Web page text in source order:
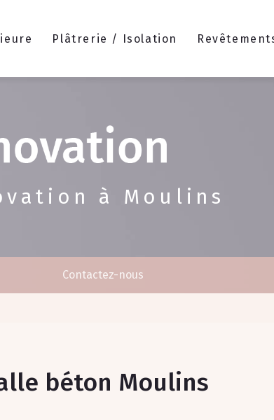
Plâtrerie / Isolation
à Moulins
Contactez-nous
béton Moulins